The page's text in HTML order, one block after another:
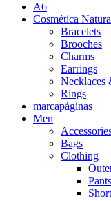
A6
Cosmética
Bracelets
Brooches
Charms
Earrings
Necklaces
Rings
marcapáginas
Men
Bags
Clothing
Pants